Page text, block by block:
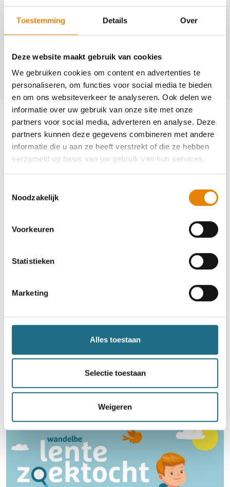
Toestemming Details Over
Deze website maakt gebruik van cookies
We gebruiken cookies om content en advertenties te
personaliseren, om functies voor social media te bieden
en om ons websiteverkeer te analyseren. Ook delen we
informatie over uw gebruik van onze site met onze
partners voor social media, adverteren en analyse. Deze
partners kunnen deze gegevens combineren met andere
informatie die u aan ze heeft verstrekt of die ze hebben
verzameld op basis van uw gebruik van hun services.
Noodzakelijk
Voorkeuren
Statistieken
Marketing
Alles toestaan
Selectie toestaan
Weigeren
Contact
Roland Cools
+32(0)497 43 48 45
cools.roland@telenet.be
Aankomende wandeltochten van deze
club
28 km
Schelle, Antwerpen
Word lid en maak kans op een
ballonvaart
Neem deel